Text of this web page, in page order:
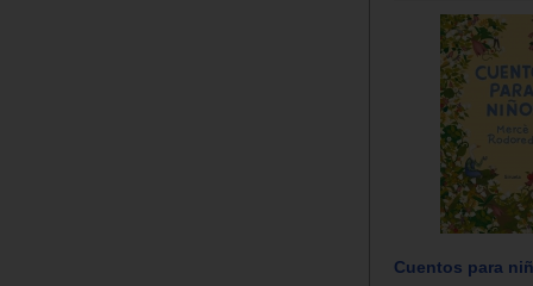
Cuentos para